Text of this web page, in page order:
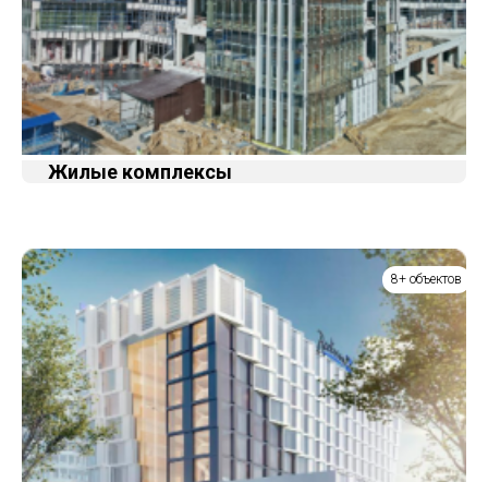
Жилые комплексы
8+ объектов